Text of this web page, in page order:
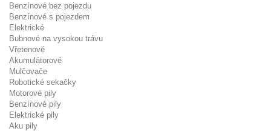
Benzínové bez pojezdu
Benzínové s pojezdem
Elektrické
Bubnové na vysokou trávu
Vřetenové
Akumulátorové
Mulčovače
Robotické sekačky
Motorové pily
Benzínové pily
Elektrické pily
Aku pily